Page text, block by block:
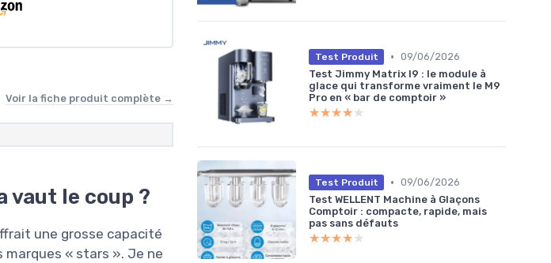
Voir la fiche produit complète →
vaut le coup ?
une grosse capacité
marques « stars ». Je ne
Test Produit • 09/06/2026
Test Jimmy Matrix I9 : le module à
glace qui transforme vraiment le M9
Pro en « bar de comptoir »
★★★★★
★★★★★
Test Produit • 09/06/2026
Test WELLENT Machine à Glaçons
Comptoir : compacte, rapide, mais
pas sans défauts
★★★★★
★★★★★